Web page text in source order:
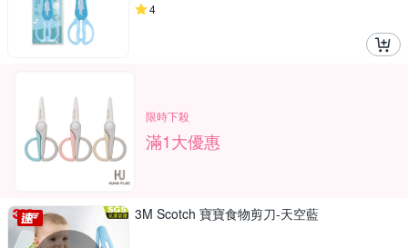
4
限時下殺
滿1大優惠
3M Scotch 寶寶食物剪刀-天空藍